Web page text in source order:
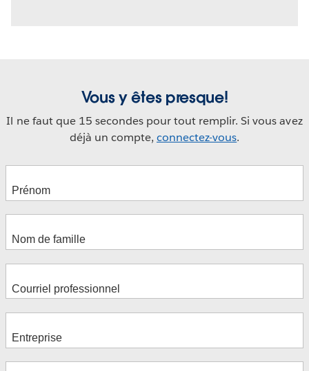
Vous y êtes presque!
Il ne faut que 15 secondes pour tout remplir. Si vous avez
déjà un compte, connectez-vous.